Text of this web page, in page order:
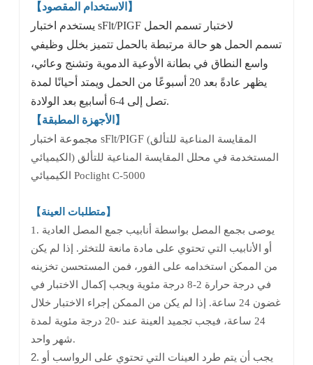
【الاستخدام المقصود】
يستخدم اختبار sFlt/PIGF لاختبار تسمم الحمل
تسمم الحمل هو حالة مرتبطة بالحمل تتميز بخلل وظيفي
واسع النطاق في بطانة الأوعية الدموية وتشنج وعائي،
يظهر عادةً بعد 20 أسبوعًا من الحمل ويمتد أحيانًا لمدة
تصل إلى 4-6 أسابيع بعد الولادة.
【الأجهزة المطبقة 】
مجموعة اختبار sFlt/PIGF(المقايسة المناعية للتألق
الكيميائي) المستخدمة في محلل المقايسة المناعية للتألق
الكيميائي Poclight C-5000
【متطلبات العينة】
1. يوصى بجمع المصل بواسطة أنابيب جمع المصل العادية
أو الأنابيب التي تحتوي على مادة مانعة للتخثر. إذا لم يكن
من الممكن استخدامه على الفور، فمن المستحسن تخزينه
في درجة حرارة 2-8 درجة مئوية ويجب إكمال الاختبار في
غضون 24 ساعة. إذا لم يكن من الممكن إجراء الاختبار خلال
24 ساعة، فيجب تجميد العينة عند -20 درجة مئوية لمدة
شهر واحد.
2. يجب أن يتم طرد العينات التي تحتوي على الرواسب أو